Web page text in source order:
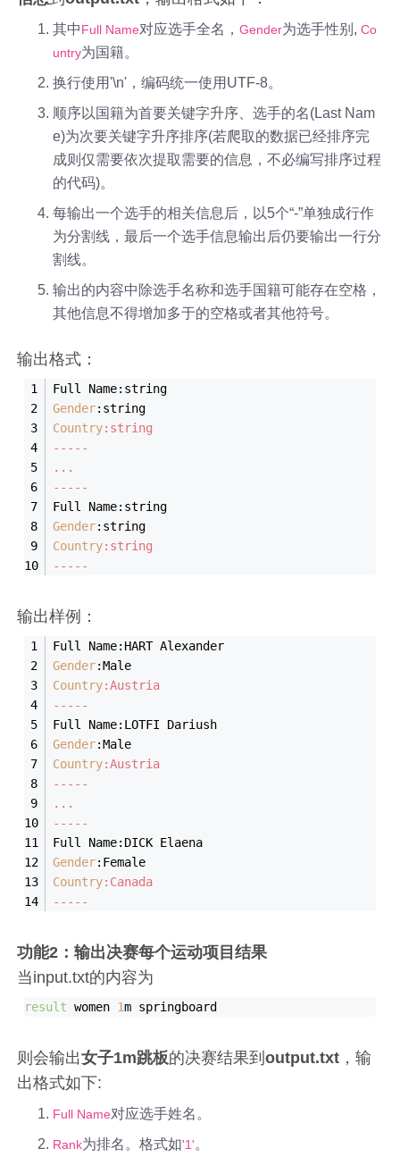
其中Full Name对应选手全名，Gender为选手性别,Co
untry为国籍。
换行使用'\n'，编码统一使用UTF-8。
顺序以国籍为首要关键字升序、选手的名(Last Nam
e)为次要关键字升序排序(若爬取的数据已经排序完
成则仅需要依次提取需要的信息，不必编写排序过程
的代码)。
每输出一个选手的相关信息后，以5个“-”单独成行作
为分割线，最后一个选手信息输出后仍要输出一行分
割线。
输出的内容中除选手名称和选手国籍可能存在空格，
其他信息不得增加多于的空格或者其他符号。
输出格式：
Full Name:string
Gender:string
Country:string
-----
...
-----
Full Name:string
Gender:string
Country:string
-----
输出样例：
Full Name:HART Alexander
Gender:Male
Country:Austria
-----
Full Name:LOTFI Dariush
Gender:Male
Country:Austria
-----
...
-----
Full Name:DICK Elaena
Gender:Female
Country:Canada
-----
功能2：输出决赛每个运动项目结果
当input.txt的内容为
result women 1
则会输出女子1m跳板的决赛结果到output.txt ，输
出格式如下:
Full Name对应选手姓名。
Rank为排名。格式如'1'。